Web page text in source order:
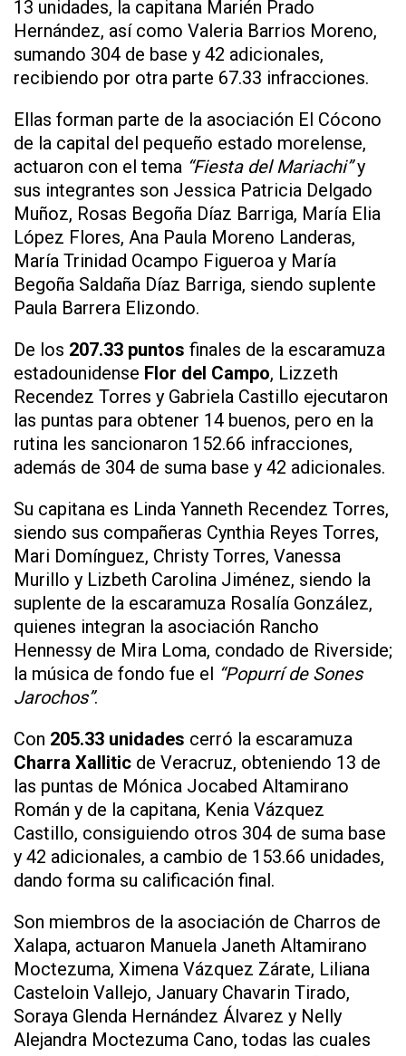
13 unidades, la capitana Marién Prado
Hernández, así como Valeria Barrios Moreno,
sumando 304 de base y 42 adicionales,
recibiendo por otra parte 67.33 infracciones.
Ellas forman parte de la asociación El Cócono
de la capital del pequeño estado morelense,
actuaron con el tema “Fiesta del Mariachi”y
sus integrantes son Jessica Patricia Delgado
Muñoz, Rosas Begoña Díaz Barriga, María Elia
López Flores, Ana Paula Moreno Landeras,
María Trinidad Ocampo Figueroa y María
Begoña Saldaña Díaz Barriga, siendo suplente
Paula Barrera Elizondo.
De los 207.33 puntos finales de la escaramuza
estadounidense Flor del Campo, Lizzeth
Recendez Torres y Gabriela Castillo ejecutaron
las puntas para obtener 14 buenos, pero en la
rutina les sancionaron 152.66 infracciones,
además de 304 de suma base y 42 adicionales.
Su capitana es Linda Yanneth Recendez Torres,
siendo sus compañeras Cynthia Reyes Torres,
Mari Domínguez, Christy Torres, Vanessa
Murillo y Lizbeth Carolina Jiménez, siendo la
suplente de la escaramuza Rosalía González,
quienes integran la asociación Rancho
Hennessy de Mira Loma, condado de Riverside;
la música de fondo fue el “Popurrí de Sones
Jarochos”.
Con 205.33 unidades cerró la escaramuza
Charra Xallitic de Veracruz, obteniendo 13 de
las puntas de Mónica Jocabed Altamirano
Román y de la capitana, Kenia Vázquez
Castillo, consiguiendo otros 304 de suma base
y 42 adicionales, a cambio de 153.66 unidades,
dando forma su calificación final.
Son miembros de la asociación de Charros de
Xalapa, actuaron Manuela Janeth Altamirano
Moctezuma, Ximena Vázquez Zárate, Liliana
Casteloin Vallejo, January Chavarin Tirado,
Soraya Glenda Hernández Álvarez y Nelly
Alejandra Moctezuma Cano, todas las cuales